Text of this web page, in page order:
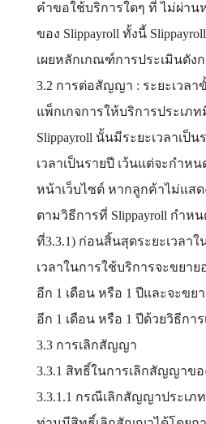
คำขอใช้บริการใดๆ ที่ ไม่ผ่า
ของ Slippayroll ทั้งนี้
เผยหลักเกณฑ์การประเมินดัง
3.2 การต่อสัญญา : ระยะเวล
แพ็กเกจการให้บริการประเภ
Slippayroll นั้นมีระยะเวลาเป็น
เวลาเป็นรายปี เว้นแต่จะกำห
หน้าเว็บไซต์ หากลูกค้าไม่แส
ตามวิธีการที่ Slippayroll กำ
ที่3.3.1) ก่อนสิ้นสุดระยะเวลาใ
เวลาในการใช้บริการจะขยา
อีก 1 เดือน หรือ 1 ปีและจะข
อีก 1 เดือน หรือ 1 ปีด้วยวิธีกา
3.3 การเลิกสัญญา
3.3.1 สิทธิ์ในการเลิกสัญญาขอ
3.3.1.1 กรณีเลิกสัญญาประเภ